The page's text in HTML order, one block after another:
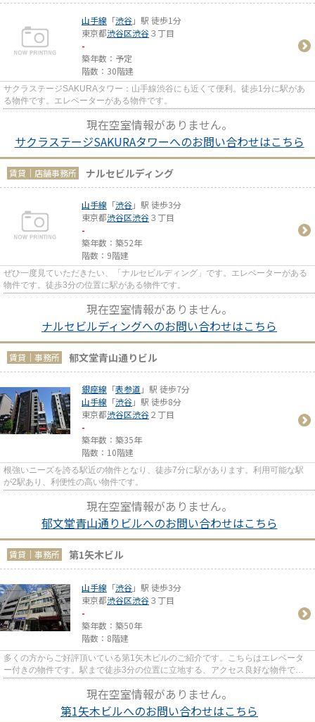
山手線 「渋谷」駅 徒歩1分
東京都渋谷区渋谷３丁目
-
築年数：予定
階数：30階建
サクラステージSAKURAタワー：山手線渋谷にも近くて便利。徒歩1分に駅があ
る物件です。エレベーターがある物件です。
現在空室情報がありません。
サクラステージSAKURAタワーへのお問い合わせはこちら
賃貸｜店舗事務所 ナルセビルディング
山手線 「渋谷」駅 徒歩3分
東京都渋谷区渋谷３丁目
-
築年数：築52年
階数：9階建
ぜひ一度見ていただきたい、「ナルセビルディング」です。エレベーターがある
物件です。徒歩3分の位置に駅がある物件です。
現在空室情報がありません。
ナルセビルディングへのお問い合わせはこちら
賃貸｜事務所 郁文堂青山通りビル
銀座線 「表参道 」駅 徒歩7分
山手線 「渋谷」駅 徒歩8分
東京都渋谷区渋谷２丁目
-
築年数：築35年
階数：10階建
根強いニーズを誇る駅近の物件となり、徒歩7分に駅があります。利用可能な駅
が2駅あり、利便性の高い物件です。
現在空室情報がありません。
郁文堂青山通りビルへのお問い合わせはこちら
賃貸｜事務所 第1矢木ビル
山手線 「渋谷」駅 徒歩3分
東京都渋谷区渋谷３丁目
-
築年数：築50年
階数：8階建
多くの方からご好評頂いている第1矢木ビルのご紹介です。こちらはエレベータ
ー付きの物件です。駅まで徒歩3分の位置に立地する、アクセス良好な物件で
現在空室情報がありません。
第1矢木ビルへのお問い合わせはこちら